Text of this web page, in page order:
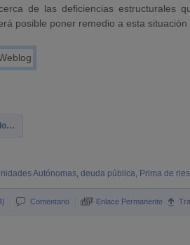
de las deficiencias estructurales
posible poner remedio a esta
Autónomas,deuda pública, Prima de
Comentario Enlace Permanente